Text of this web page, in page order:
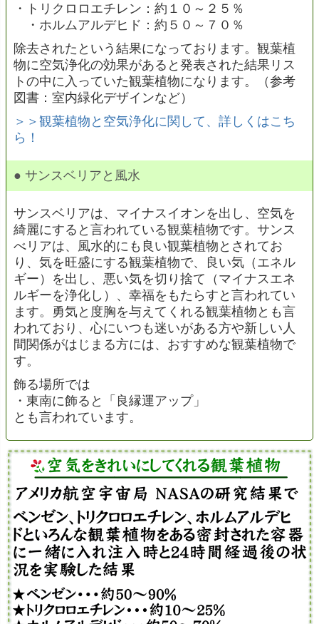
・トリクロロエチレン：約１０～２５％
・ホルムアルデヒド：約５０～７０％
除去されたという結果になっております。観葉植
物に空気浄化の効果があると発表された結果リス
トの中に入っていた観葉植物になります。（参考
図書：室内緑化デザインなど）
＞＞観葉植物と空気浄化に関して、詳しくはこち
ら！
● サンスベリアと風水
サンスベリアは、マイナスイオンを出し、空気を
綺麗にすると言われている観葉植物です。サンス
べリアは、風水的にも良い観葉植物とされてお
り、気を旺盛にする観葉植物で、良い気（エネル
ギー）を出し、悪い気を切り捨て（マイナスエネ
ルギーを浄化し）、幸福をもたらすと言われてい
ます。勇気と度胸を与えてくれる観葉植物とも言
われており、心にいつも迷いがある方や新しい人
間関係がはじまる方には、おすすめな観葉植物で
す。
飾る場所では
・東南に飾ると「良縁運アップ」
とも言われています。